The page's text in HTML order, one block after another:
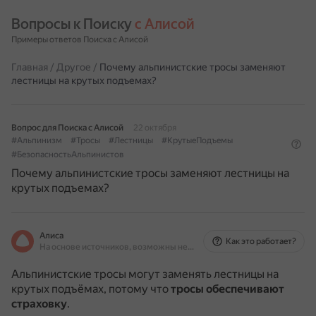
Вопросы к Поиску с Алисой
Примеры ответов Поиска с Алисой
Главная / Другое / Почему альпинистские тросы заменяют
лестницы на крутых подъемах?
Вопрос для Поиска с Алисой
22 октября
#Альпинизм
#Тросы #Лестницы
#КрутыеПодъемы
#БезопасностьАльпинистов
Почему альпинистские тросы заменяют лестницы на
крутых подъемах?
Алиса
На основе источников, возможны неточности
Как это работает?
Альпинистские тросы могут заменять лестницы на
крутых подъёмах, потому чтотросы обеспечивают
страховку.